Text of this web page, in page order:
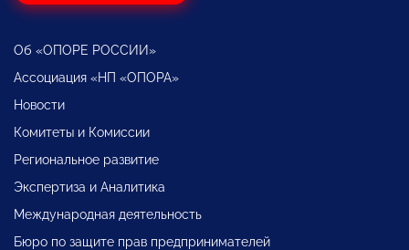
Об «ОПОРЕ РОССИИ»
Ассоциация «НП «ОПОРА»
Новости
Комитеты и Комиссии
Региональное развитие
Экспертиза и Аналитика
Международная деятельность
Бюро по защите прав предпринимателей